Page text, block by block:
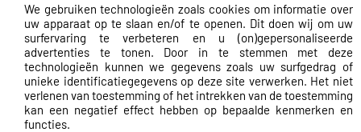
We gebruiken technologieën zoals cookies om informatie over
uw apparaat op te slaan en/of te openen. Dit doen wij om uw
surfervaring te verbeteren en u (on)gepersonaliseerde
advertenties te tonen. Door in te stemmen met deze
technologieën kunnen we gegevens zoals uw surfgedrag of
unieke identificatiegegevens op deze site verwerken. Het niet
verlenen van toestemming of het intrekken van de toestemming
kan een negatief effect hebben op bepaalde kenmerken en
functies.
Fotobehang Aardkracht is vervaardigd van
hoogwaardig vliesbehang, dat bekend staat om zijn
duurzaamheid en gebruiksgemak. De printkwaliteit is
van uitstekende klasse, met levendige kleuren en
scherpe details die het ontwerp tot leven brengen. Dit
zorgt ervoor dat de natuurgetrouwe uitstraling van het